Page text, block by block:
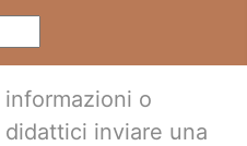
informazioni o
inviare una